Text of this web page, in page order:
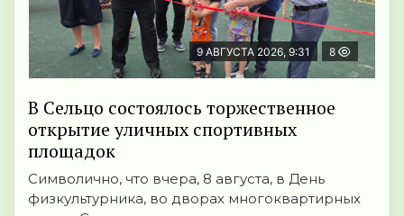
9 АВГУСТА 2026, 9:31 8
В Сельцо состоялось торжественное
открытие уличных спортивных
площадок
Символично, что вчера, 8 августа, в День
физкультурника, во дворах многоквартирных